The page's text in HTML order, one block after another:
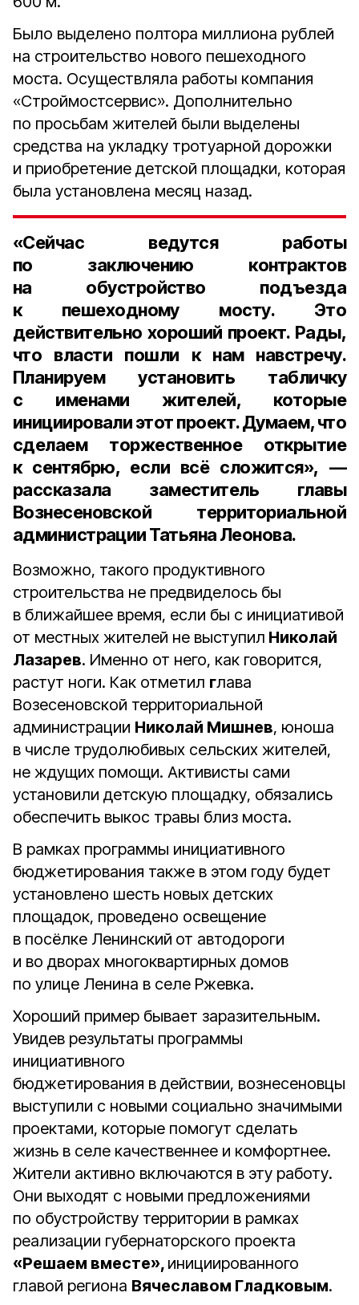
Было выделено полтора миллиона рублей
на строительство нового пешеходного
моста. Осуществляла работы компания
«Строймостсервис». Дополнительно
по просьбам жителей были выделены
средства на укладку тротуарной дорожки
и приобретение детской площадки, которая
была установлена месяц назад.
«Сейчас ведутся работы
по заключению контрактов
на обустройство подъезда
к пешеходному мосту. Это
действительно хороший проект. Рады,
что власти пошли к нам навстречу.
Планируем установить табличку
с именами жителей, которые
инициировали этот проект. Думаем, что
сделаем торжественное открытие
к сентябрю, если всё сложится», —
рассказала заместитель главы
Вознесеновской территориальной
администрации Татьяна Леонова.
Возможно, такого продуктивного
строительства не предвиделось бы
в ближайшее время, если бы с инициативой
от местных жителей не выступил Николай
Лазарев. Именно от него, как говорится,
растут ноги. Как отметил глава
Возесеновской территориальной
администрации Николай Мишнев, юноша
в числе трудолюбивых сельских жителей,
не ждущих помощи. Активисты сами
установили детскую площадку, обязались
обеспечить выкос травы близ моста.
В рамках программы инициативного
бюджетирования также в этом году будет
установлено шесть новых детских
площадок, проведено освещение
в посёлке Ленинский от автодороги
и во дворах многоквартирных домов
по улице Ленина в селе Ржевка.
Хороший пример бывает заразительным.
Увидев результаты программы
инициативного
бюджетирования в действии, вознесеновцы
выступили с новыми социально значимыми
проектами, которые помогут сделать
жизнь в селе качественнее и комфортнее.
Жители активно включаются в эту работу.
Они выходят с новыми предложениями
по обустройству территории в рамках
реализации губернаторского проекта
«Решаем вместе», инициированного
главой региона Вячеславом Гладковым.